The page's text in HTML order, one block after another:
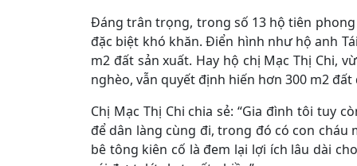
Đáng trân trọng, trong số 13 hộ tiên
đặc biệt khó khăn. Điển hình như hộ anh
m2 đất sản xuất. Hay hộ chị Mạc Thị Chi,
nghèo, vẫn quyết định hiến hơn 300 m2
Chị Mạc Thị Chi chia sẻ: “Gia đình tôi tuy
để dân làng cùng đi, trong đó có con
bê tông kiên cố là đem lại lợi ích lâu dài